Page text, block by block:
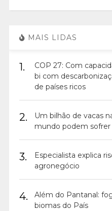
MAIS LIDAS
1.
COP 27: Com
bi com
de países ricos
2.
Um bilhão de vacas
mundo podem
3.
Especialista explica
agronegócio
4.
Além do Pantanal:
biomas do País